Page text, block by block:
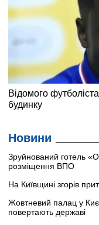
Новини
Зруйнований готель
розміщення ВПО
На Київщині згорів
Жовтневий палац у
повертають державі